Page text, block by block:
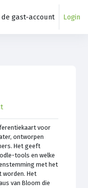
gast-account Login
voor
ontworpen
Het geeft
tools en welke
met het
worden. Het
van Bloom die